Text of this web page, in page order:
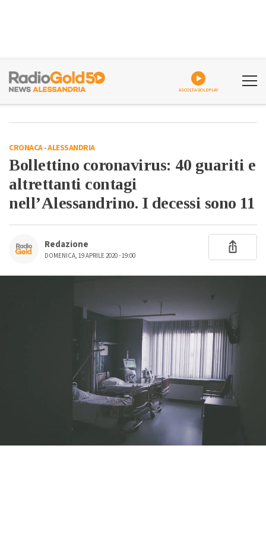
ASCOLTA GOLDPLAY
CRONACA-ALESSANDRIA
Bollettino coronavirus: 40 guariti e
altrettanti contagi
nell’Alessandrino. I decessi sono 11
Redazione
DOMENICA, 19 APRILE 2020 - 19:00